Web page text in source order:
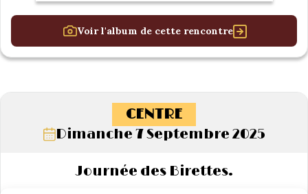
Voir l'album de cette rencontre
CENTRE
Dimanche 7 Septembre 2025
Journée des Birettes.